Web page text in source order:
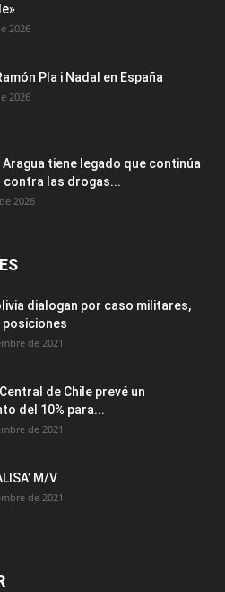
2026
Pla i Nadal en España
2026
tiene legado que continúa
contra las drogas...
2026
dialogan por caso militares,
posiciones
de 2021
de Chile prevé un
del 10% para...
de 2021
M/V
de 2021